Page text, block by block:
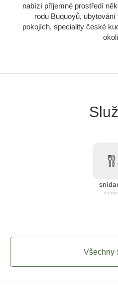
nabízí příjemné prostředí
rodu Buquoyů,
pokojích, speciality české
v
Všechny